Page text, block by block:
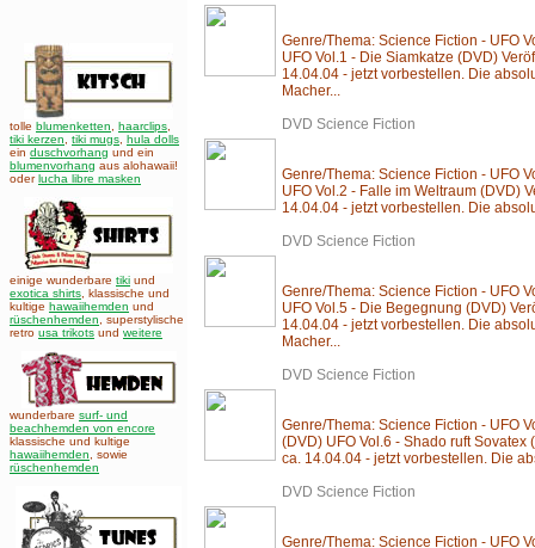
tolle blumenketten haarclips
tiki kerzen
tiki mugs hula dolls
ein duschvorhang und ein
blumenvorhang aus alohawaii!
oderlucha libre masken
einige wunderbare tiki und
exotica shirts , klassische und
kultige hawaiihemden und
rüschenhemden , superstylische
retro usa trikots und weitere
wunderbare surf- und
beachhemden von encore
klassische und kultige
hawaiihemden
sowie
rüschenhemden
Genre/Thema: Science Fiction - UFO
UFO Vol.1 - Die Siamkatze (DVD)
14.04.04 - jetzt vorbestellen. Die
Macher...
DVD Science Fiction
Genre/Thema: Science Fiction - UFO
UFO Vol.2 - Falle im Weltraum (DVD)
14.04.04 - jetzt vorbestellen. Die
DVD Science Fiction
Genre/Thema: Science Fiction - UFO
UFO Vol.5 - Die Begegnung (DVD)
14.04.04 - jetzt vorbestellen. Die
Macher...
DVD Science Fiction
Genre/Thema: Science Fiction - UFO
(DVD) UFO Vol.6 - Shado ruft
ca. 14.04.04 - jetzt vorbestellen. Die
DVD Science Fiction
Genre/Thema: Science Fiction - UFO